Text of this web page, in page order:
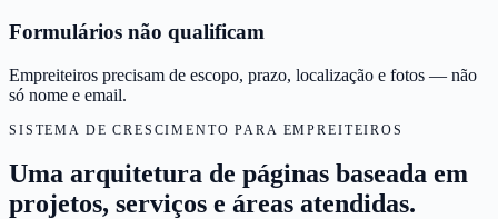
Formulários não qualificam
Empreiteiros precisam de escopo, prazo, localização e fotos — não
só nome e email.
SISTEMA DE CRESCIMENTO PARA EMPREITEIROS
Uma arquitetura de páginas baseada em
projetos, serviços e áreas atendidas.